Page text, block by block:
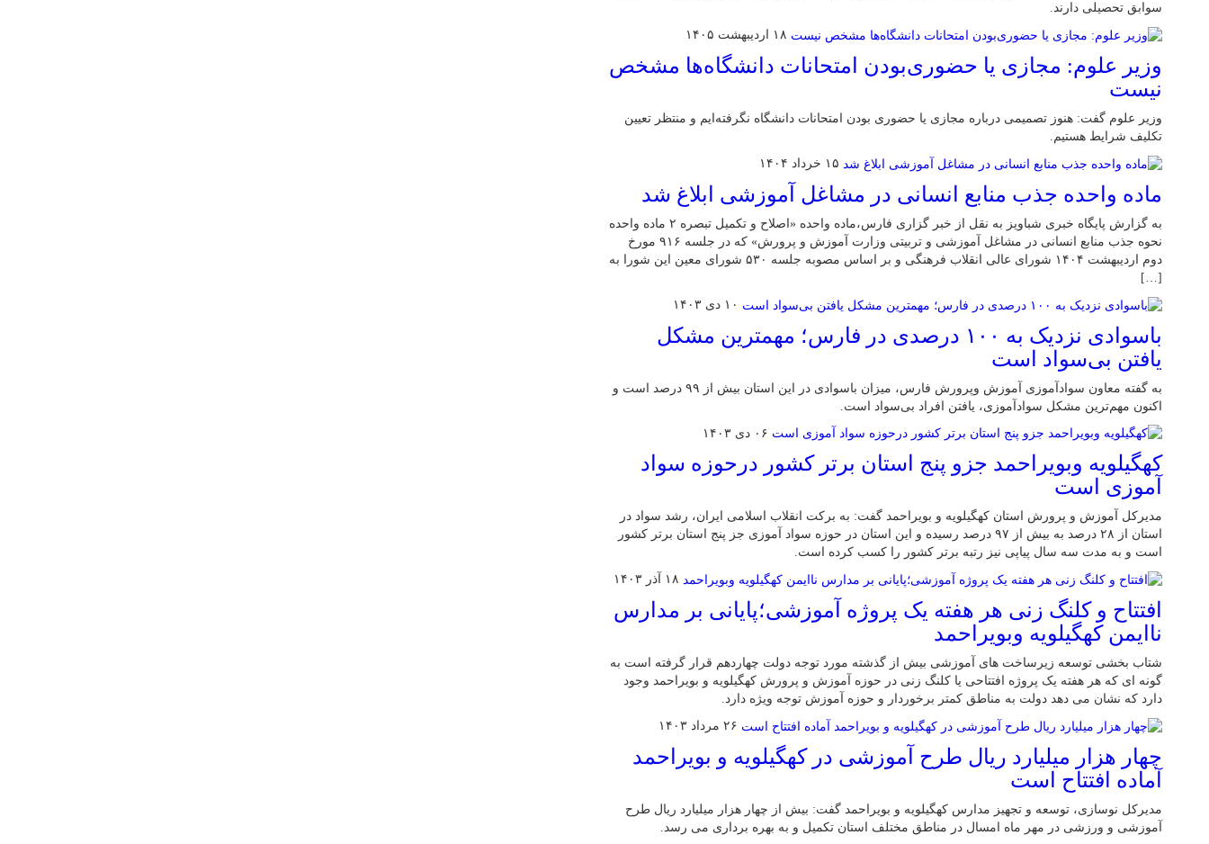
سوابق تحصیلی دارند.
۱۸ اردیبهشت ۱۴۰۵
وزیر علوم: مجازی یا حضوری‌بودن امتحانات دانشگاه‌ها مشخص
نیست
وزیر علوم گفت: هنوز تصمیمی درباره مجازی یا حضوری بودن امتحانات دانشگاه نگرفته‌ایم و منتظر تعیین
تکلیف شرایط هستیم.
۱۵ خرداد ۱۴۰۴
ماده واحده جذب منابع انسانی در مشاغل آموزشی ابلاغ شد
به گزارش پایگاه خبری شباویز به نقل از خبر گزاری فارس،ماده واحده «اصلاح و تکمیل تبصره ۲ ماده واحده
نحوه جذب منابع انسانی در مشاغل آموزشی و تربیتی وزارت آموزش و پرورش» که در جلسه ۹۱۶ مورخ
دوم اردیبهشت ۱۴۰۴ شورای عالی انقلاب فرهنگی و بر اساس مصوبه جلسه ۵۳۰ شورای معین این شورا به
[…]
۱۰ دی ۱۴۰۳
باسوادی نزدیک به ۱۰۰ درصدی در فارس؛ مهمترین مشکل
یافتن بی‌سواد است
به گفته معاون سوادآموزی آموزش وپرورش فارس، میزان باسوادی در این استان بیش از ۹۹ درصد است و
اکنون مهم‌ترین مشکل سوادآموزی، یافتن افراد بی‌سواد است.
۰۶ دی ۱۴۰۳
کهگیلویه وبویراحمد جزو پنج استان برتر کشور درحوزه سواد
آموزی است
مدیرکل آموزش و پرورش استان کهگیلویه و بویراحمد گفت: به برکت انقلاب اسلامی ایران، رشد سواد در
استان از ۲۸ درصد به بیش از ۹۷ درصد رسیده و این استان در حوزه سواد آموزی جز پنج استان برتر کشور
است و به مدت سه سال پیاپی نیز رتبه برتر کشور را کسب کرده است.
۱۸ آذر ۱۴۰۳
افتتاح و کلنگ زنی هر هفته یک پروژه آموزشی؛پایانی بر مدارس
ناایمن کهگیلویه وبویراحمد
شتاب بخشی توسعه زیرساخت های آموزشی بیش از گذشته مورد توجه دولت چهاردهم قرار گرفته است به
گونه ای که هر هفته یک پروژه افتتاحی یا کلنگ زنی در حوزه آموزش و پرورش کهگیلویه و بویراحمد وجود
دارد که نشان می دهد دولت به مناطق کمتر برخوردار و حوزه آموزش توجه ویژه دارد.
۲۶ مرداد ۱۴۰۳
چهار هزار میلیارد ریال طرح آموزشی در کهگیلویه و بویراحمد
آماده افتتاح است
مدیرکل نوسازی، توسعه و تجهیز مدارس کهگیلویه و بویراحمد گفت: بیش از چهار هزار میلیارد ریال طرح
آموزشی و ورزشی در مهر ماه امسال در مناطق مختلف استان تکمیل و به بهره برداری می رسد.